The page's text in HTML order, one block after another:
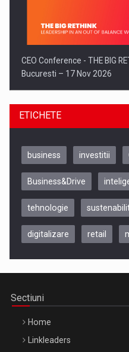
CEO Conference - THE BIG
Bucuresti – 17 Nov 2026
Be Inspired. Make it Happen!,
ETICHETE
business investitii
Business&Drive
tehnologie
digitalizare retail
Sectiuni
Home
Linkleaders